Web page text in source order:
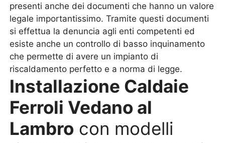
presenti anche dei documenti che hanno un valore
legale importantissimo. Tramite questi documenti
si effettua la denuncia agli enti competenti ed
esiste anche un controllo di basso inquinamento
che permette di avere un impianto di
riscaldamento perfetto e a norma di legge.
Installazione Caldaie
Ferroli Vedano al
Lambro con modelli